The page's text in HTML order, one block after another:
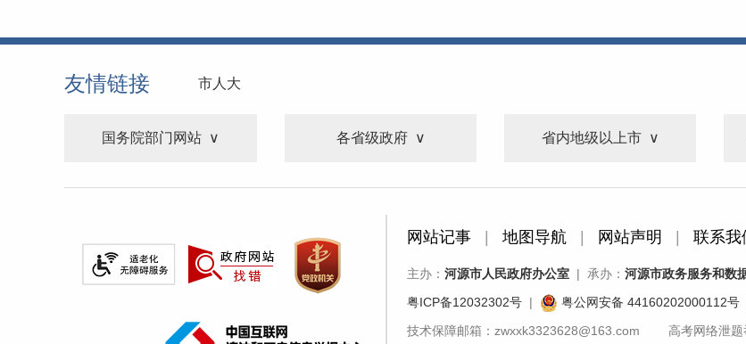
友情链接 市人大
国务院部门网站 各省级政府 省内地级以上市
网站记事 地图导航 网站声明 联系我
主办： 河源市人民政府办公室 | 承办： 河源市政务服务和数
粤ICP备12032302号 | 粤公网安备 44160202000112号
技术保障邮箱：zwxxk3323628@163.com 高考网络泄题